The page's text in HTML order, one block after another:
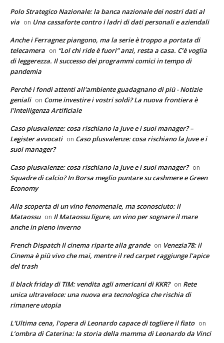
Polo Strategico Nazionale: la banca nazionale dei nostri dati al
via on Una cassaforte contro i ladri di dati personali e aziendali
Anche i Ferragnez piangono, ma la serie è troppo a portata di
telecamera on “Lol chi ride è fuori” anzi, resta a casa. C’è voglia
di leggerezza. Il successo dei programmi comici in tempo di
pandemia
Perché i fondi attenti all'ambiente guadagnano di più - Notizie
geniali on Come investire i vostri soldi? La nuova frontiera è
l’Intelligenza Artificiale
Caso plusvalenze: cosa rischiano la Juve e i suoi manager? –
Legister avvocati on Caso plusvalenze: cosa rischiano la Juve e i
suoi manager?
Caso plusvalenze: cosa rischiano la Juve e i suoi manager? on
Squadre di calcio? In Borsa meglio puntare su cashmere e Green
Economy
Alla scoperta di un vino fenomenale, ma sconosciuto: il
Mataossu on Il Mataossu ligure, un vino per sognare il mare
anche in pieno inverno
French Dispatch Il cinema riparte alla grande on Venezia78: il
Cinema è più vivo che mai, mentre il red carpet raggiunge l’apice
del trash
Il black friday di TIM: vendita agli americani di KKR? on Rete
unica ultraveloce: una nuova era tecnologica che rischia di
rimanere utopia
L'Ultima cena, l'opera di Leonardo capace di togliere il fiato on
L’ombra di Caterina: la storia della mamma di Leonardo da Vinci